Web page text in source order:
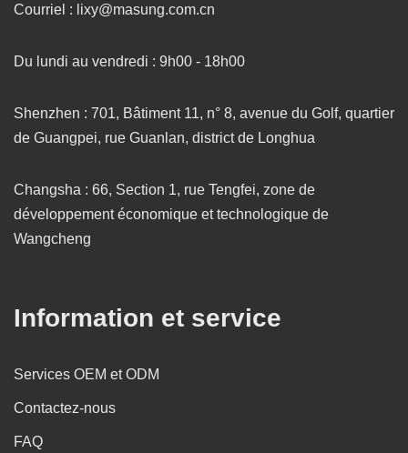
Courriel : lixy@masung.com.cn
Du lundi au vendredi : 9h00 - 18h00
Shenzhen : 701, Bâtiment 11, n° 8, avenue du Golf, quartier
de Guangpei, rue Guanlan, district de Longhua
Changsha : 66, Section 1, rue Tengfei, zone de
développement économique et technologique de
Wangcheng
Information et service
Services OEM et ODM
Contactez-nous
FAQ